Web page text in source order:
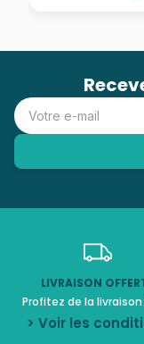
LIVRAISON
Profitez de la
> Voir les